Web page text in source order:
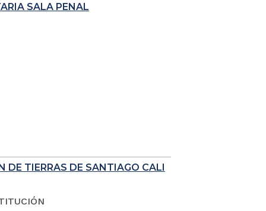
SALA PENAL
DE TIERRAS DE SANTIAGO CALI